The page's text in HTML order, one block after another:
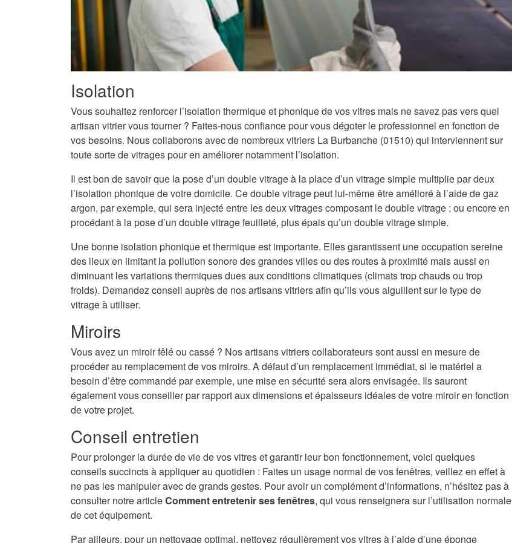
Isolation
Vous souhaitez renforcer l’isolation thermique et phonique de vos vitres mais ne savez pas vers quel
artisan vitrier vous tourner ? Faites-nous confiance pour vous dégoter le professionnel en fonction de
vos besoins. Nous collaborons avec de nombreux vitriers La Burbanche (01510) qui interviennent sur
toute sorte de vitrages pour en améliorer notamment l’isolation.
Il est bon de savoir que la pose d’un double vitrage à la place d’un vitrage simple multiplie par deux
l’isolation phonique de votre domicile. Ce double vitrage peut lui-même être amélioré à l’aide de gaz
argon, par exemple, qui sera injecté entre les deux vitrages composant le double vitrage ; ou encore en
procédant à la pose d’un double vitrage feuilleté, plus épais qu’un double vitrage simple.
Une bonne isolation phonique et thermique est importante. Elles garantissent une occupation sereine
des lieux en limitant la pollution sonore des grandes villes ou des routes à proximité mais aussi en
diminuant les variations thermiques dues aux conditions climatiques (climats trop chauds ou trop
froids). Demandez conseil auprès de nos artisans vitriers afin qu’ils vous aiguillent sur le type de
vitrage à utiliser.
Miroirs
Vous avez un miroir fêlé ou cassé ? Nos artisans vitriers collaborateurs sont aussi en mesure de
procéder au remplacement de vos miroirs. A défaut d’un remplacement immédiat, si le matériel a
besoin d’être commandé par exemple, une mise en sécurité sera alors envisagée. Ils sauront
également vous conseiller par rapport aux dimensions et épaisseurs idéales de votre miroir en fonction
de votre projet.
Conseil entretien
Pour prolonger la durée de vie de vos vitres et garantir leur bon fonctionnement, voici quelques
conseils succincts à appliquer au quotidien : Faites un usage normal de vos fenêtres, veillez en effet à
ne pas les manipuler avec de grands gestes. Pour avoir un complément d’informations, n’hésitez pas à
consulter notre articleComment entretenir ses fenêtres, qui vous renseignera sur l’utilisation normale
de cet équipement.
Par ailleurs, pour un nettoyage optimal, nettoyez régulièrement vos vitres à l’aide d’une éponge